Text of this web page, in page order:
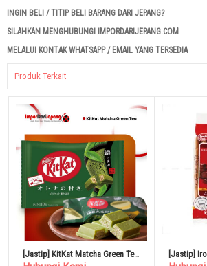
INGIN BELI / TITIP BELI BARANG DARI JEPANG?
SILAHKAN MENGHUBUNGI IMPORDARIJEPANG.COM
MELALUI KONTAK WHATSAPP / EMAIL YANG TERSEDIA
Produk Terkait
[Jastip] KitKat Matcha Green Tea
[Jastip]